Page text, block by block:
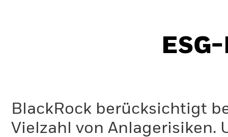
BlackRock berücksichtigt
Vielzahl von Anlagerisiken.